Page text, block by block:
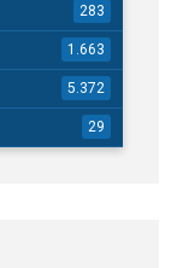
283
1.663
5.372
29